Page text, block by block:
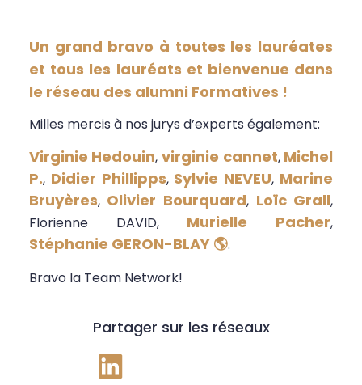
Un grand bravo à toutes les lauréates
et tous les lauréats et bienvenue dans
le réseau des alumni Formatives !
Milles mercis à nos jurys d’experts également:
Virginie Hedouin,virginie cannet, Michel
P., Didier Phillipps, Sylvie NEVEU, Marine
Bruyères, Olivier Bourquard, Loïc Grall,
Florienne DAVID, Murielle Pacher,
Stéphanie GERON-BLAY 🌎.
Bravo la Team Network!
Partager sur les réseaux